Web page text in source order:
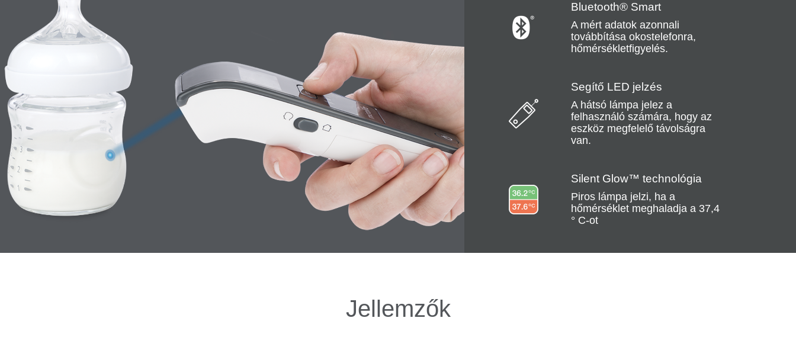
Bluetooth® Smart
A mért adatok azonnali
továbbítása okostelefonra,
hőmérsékletfigyelés.
Segítő LED jelzés
A hátsó lámpa jelez a
felhasználó számára, hogy az
eszköz megfelelő távolságra
van.
Silent Glow™ technológia
Piros lámpa jelzi, ha a
hőmérséklet meghaladja a 37,4
° C-ot
Jellemzők